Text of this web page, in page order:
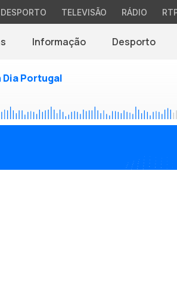
DESPORTO TELEVISÃO RÁDIO
Informação Desporto
Dia Portugal